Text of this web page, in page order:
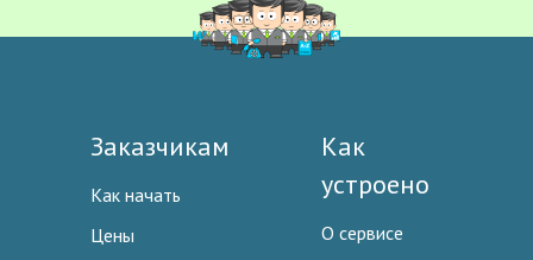
Заказчикам
Как начать
Цены
Как
устроено
О сервисе